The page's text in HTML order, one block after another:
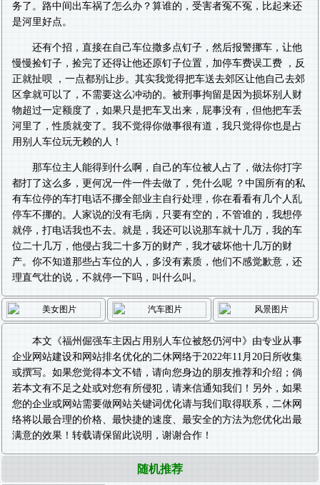
务了。路中间出车祸了怎么办？算谁的，受害者冤不冤，比起来还
是河里好点。
还有个招，直接在自己车位撒多点钉子，然后报警挪车，让他
慢慢捡钉子，捡完了还得让他还原钉子位置，加停车费误工费 ，反
正就扯呗 ，一点都别让步。其实我觉得把车送去郊区让他自己去郊
区拿就可以了，不需要这么冲动的。被刑事拘留是因为损坏别人财
物超过一定额度了，如果只是把车叉出来，屁事没有，但他把车丢
河里了，性质就变了。我不觉得你做事很有道，我只觉得你也是占
用别人车位玩无赖的人！
那车位主人能得到什么啊，自己的车位被人占了，做法你打字
都打了这么多，更何况一件一件去做了，凭什么呢 ？中国所有的私
有车位停的车打电话不挪全部业主自行处理，你在看看有几个人乱
停车不挪的。人家说的没有毛病，只要有空的，不管谁的，我想停
就停，打电话我也不去。就是，我还可以说那车就十几万，我的车
位二十几万，他侵占我二十多万的财产，我才破坏他十几万的财
产。你不知道那些占车位的人，多没有素质，他们不感觉歉意，还
理直气壮的说，不就停一下吗，叫什么叫。
本文《福州倔强车主因占用别人车位被怒仍河中》由专业从事
企业网站建设和 网站排名优化的二休网络于2022年11月20日所收集
或撰写。如果您觉得本文不错，请向您身边的朋友推荐和介绍；倘
若本文有不足之处或对您有所侵犯，请来信通知我们！另外，如果
您的企业或网站需要做网站关键词优化请与我们取得联系，二休网
络将以最合理的价格、最快捷的速度、最安全的方法为您优化出最
满意的效果！转载请保留此说明，谢谢合作！
随机推荐